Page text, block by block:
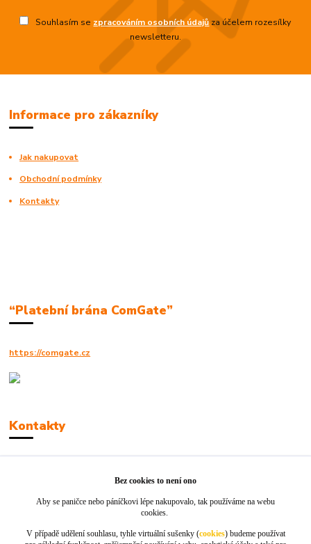
Souhlasím se zpracováním osobních údajůza účelem rozesílky
newsletteru.
Informace pro zákazníky
Jak nakupovat
Obchodní podmínky
Kontakty
“Platební brána ComGate”
https://comgate.cz
Kontakty
info@jackie-shop.cz
Bez cookies to není ono
Aby se paničce nebo páníčkovi lépe nakupovalo, tak používáme na webu
cookies.
V případě udělení souhlasu, tyhle virtuální sušenky (cookies) budeme používat